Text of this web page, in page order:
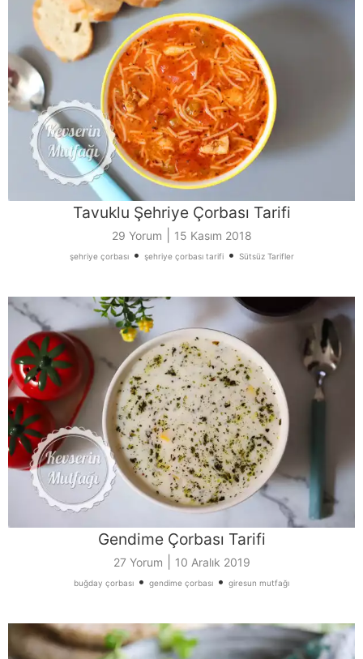
Tavuklu Şehriye Çorbası Tarifi
29 Yorum 15 Kasım 2018
şehriye çorbası• şehriye çorbası tarifi• Sütsüz Tarifler
Gendime Çorbası Tarifi
27 Yorum 10 Aralık 2019
buğday çorbası • gendime çorbası • giresun mutfağı